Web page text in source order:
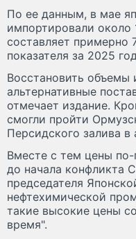
По ее данным, в мае
импортировали около
составляет примерно
показателя за 2025
Восстановить объемы
альтернативные
отмечает издание.
смогли пройти
Персидского залива в
Вместе с тем цены
до начала конфликта
председателя
нефтехимической
такие высокие цены
время".